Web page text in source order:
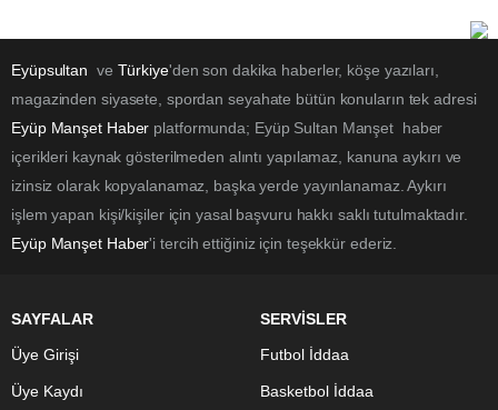
Eyüpsultan ve Türkiye'den son dakika haberler, köşe yazıları,
magazinden siyasete, spordan seyahate bütün konuların tek adresi
Eyüp Manşet Haber platformunda; Eyüp Sultan Manşet haber
içerikleri kaynak gösterilmeden alıntı yapılamaz, kanuna aykırı ve
izinsiz olarak kopyalanamaz, başka yerde yayınlanamaz. Aykırı
işlem yapan kişi/kişiler için yasal başvuru hakkı saklı tutulmaktadır.
Eyüp Manşet Haber'i tercih ettiğiniz için teşekkür ederiz.
SAYFALAR
Üye Girişi
Üye Kaydı
SERVİSLER
Futbol İddaa
Basketbol İddaa